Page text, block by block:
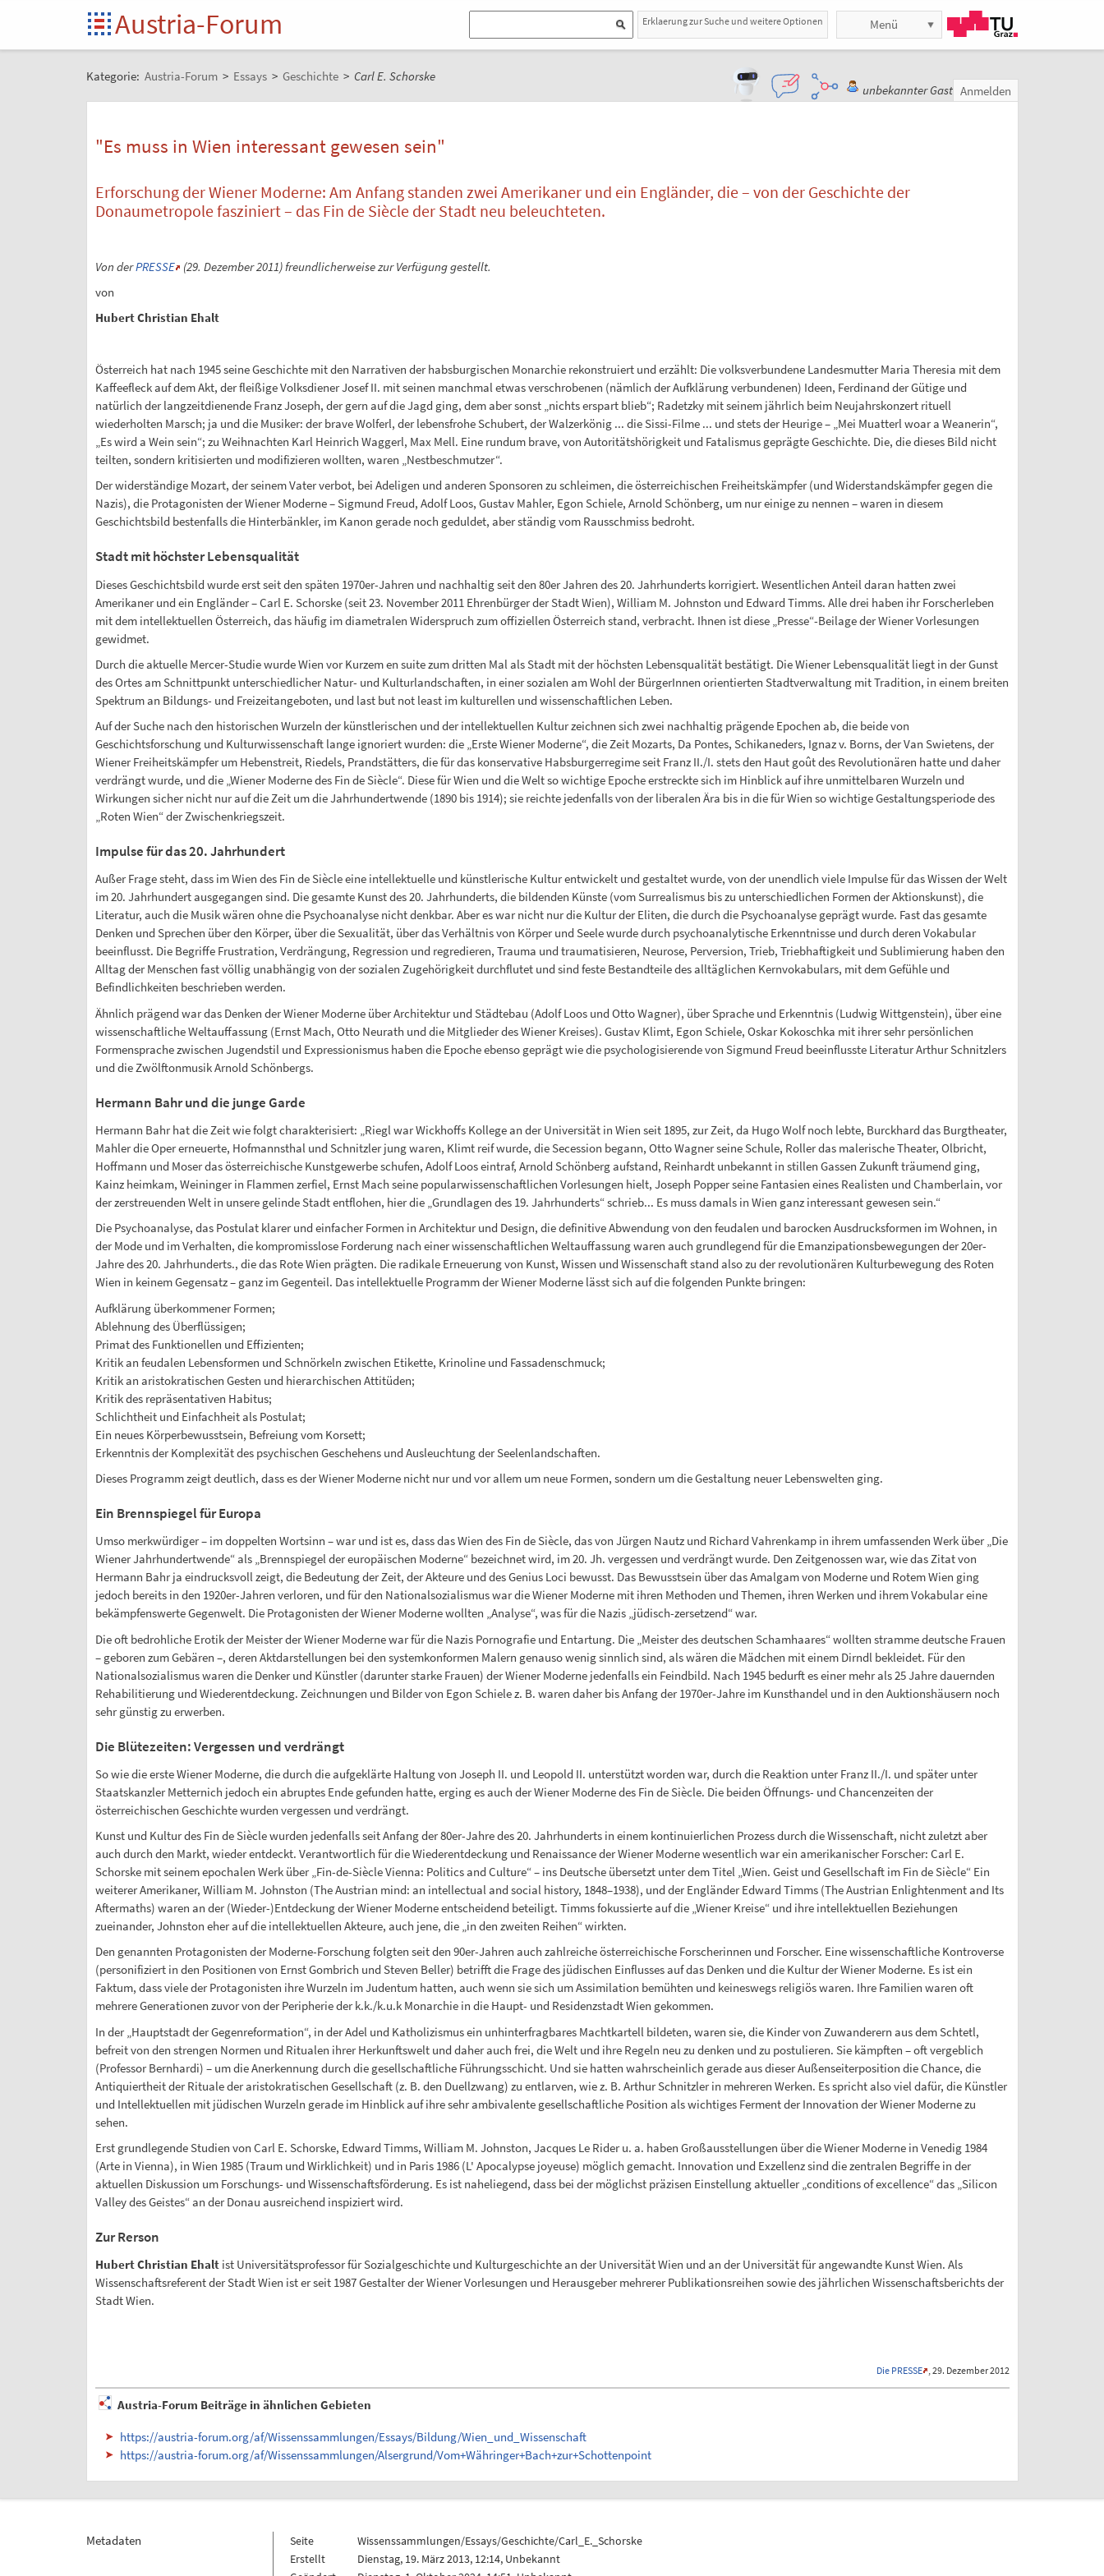
Austria-Forum Erklaerung zur Suche und weitere Optionen Menü
Kategorie: Austria-Forum > Essays > Geschichte > Carl E. Schorske
unbekannter Gast Anmelden
"Es muss in Wien interessant gewesen sein"
Erforschung der Wiener Moderne: Am Anfang standen zwei Amerikaner und ein Engländer, die – von der Geschichte der
Donaumetropole fasziniert – das Fin de Siècle der Stadt neu beleuchteten.
Von derPRESSE
(29. Dezember 2011) freundlicherweise zur Verfügung gestellt.
von
Hubert Christian Ehalt
Österreich hat nach 1945 seine Geschichte mit den Narrativen der habsburgischen Monarchie rekonstruiert und erzählt: Die volksverbundene Landesmutter Maria Theresia mit dem
Kaffeefleck auf dem Akt, der fleißige Volksdiener Josef II. mit seinen manchmal etwas verschrobenen (nämlich der Aufklärung verbundenen) Ideen, Ferdinand der Gütige und
natürlich der langzeitdienende Franz Joseph, der gern auf die Jagd ging, dem aber sonst „nichts erspart blieb“; Radetzky mit seinem jährlich beim Neujahrskonzert rituell
wiederholten Marsch; ja und die Musiker: der brave Wolferl, der lebensfrohe Schubert, der Walzerkönig ... die Sissi-Filme ... und stets der Heurige – „Mei Muatterl woar a Weanerin“,
„Es wird a Wein sein“; zu Weihnachten Karl Heinrich Waggerl, Max Mell. Eine rundum brave, von Autoritätshörigkeit und Fatalismus geprägte Geschichte. Die, die dieses Bild nicht
teilten, sondern kritisierten und modifizieren wollten, waren „Nestbeschmutzer“.
Der widerständige Mozart, der seinem Vater verbot, bei Adeligen und anderen Sponsoren zu schleimen, die österreichischen Freiheitskämpfer (und Widerstandskämpfer gegen die
Nazis), die Protagonisten der Wiener Moderne – Sigmund Freud, Adolf Loos, Gustav Mahler, Egon Schiele, Arnold Schönberg, um nur einige zu nennen – waren in diesem
Geschichtsbild bestenfalls die Hinterbänkler, im Kanon gerade noch geduldet, aber ständig vom Rausschmiss bedroht.
Stadt mit höchster Lebensqualität
Dieses Geschichtsbild wurde erst seit den späten 1970er-Jahren und nachhaltig seit den 80er Jahren des 20. Jahrhunderts korrigiert. Wesentlichen Anteil daran hatten zwei
Amerikaner und ein Engländer – Carl E. Schorske (seit 23. November 2011 Ehrenbürger der Stadt Wien), William M. Johnston und Edward Timms. Alle drei haben ihr Forscherleben
mit dem intellektuellen Österreich, das häufig im diametralen Widerspruch zum offiziellen Österreich stand, verbracht. Ihnen ist diese „Presse“-Beilage der Wiener Vorlesungen
gewidmet.
Durch die aktuelle Mercer-Studie wurde Wien vor Kurzem en suite zum dritten Mal als Stadt mit der höchsten Lebensqualität bestätigt. Die Wiener Lebensqualität liegt in der Gunst
des Ortes am Schnittpunkt unterschiedlicher Natur- und Kulturlandschaften, in einer sozialen am Wohl der BürgerInnen orientierten Stadtverwaltung mit Tradition, in einem breiten
Spektrum an Bildungs- und Freizeitangeboten, und last but not least im kulturellen und wissenschaftlichen Leben.
Auf der Suche nach den historischen Wurzeln der künstlerischen und der intellektuellen Kultur zeichnen sich zwei nachhaltig prägende Epochen ab, die beide von
Geschichtsforschung und Kulturwissenschaft lange ignoriert wurden: die „Erste Wiener Moderne“, die Zeit Mozarts, Da Pontes, Schikaneders, Ignaz v. Borns, der Van Swietens, der
Wiener Freiheitskämpfer um Hebenstreit, Riedels, Prandstätters, die für das konservative Habsburgerregime seit Franz II./I. stets den Haut goût des Revolutionären hatte und daher
verdrängt wurde, und die „Wiener Moderne des Fin de Siècle“. Diese für Wien und die Welt so wichtige Epoche erstreckte sich im Hinblick auf ihre unmittelbaren Wurzeln und
Wirkungen sicher nicht nur auf die Zeit um die Jahrhundertwende (1890 bis 1914); sie reichte jedenfalls von der liberalen Ära bis in die für Wien so wichtige Gestaltungsperiode des
„Roten Wien“ der Zwischenkriegszeit.
Impulse für das 20. Jahrhundert
Außer Frage steht, dass im Wien des Fin de Siècle eine intellektuelle und künstlerische Kultur entwickelt und gestaltet wurde, von der unendlich viele Impulse für das Wissen der Welt
im 20. Jahrhundert ausgegangen sind. Die gesamte Kunst des 20. Jahrhunderts, die bildenden Künste (vom Surrealismus bis zu unterschiedlichen Formen der Aktionskunst), die
Literatur, auch die Musik wären ohne die Psychoanalyse nicht denkbar. Aber es war nicht nur die Kultur der Eliten, die durch die Psychoanalyse geprägt wurde. Fast das gesamte
Denken und Sprechen über den Körper, über die Sexualität, über das Verhältnis von Körper und Seele wurde durch psychoanalytische Erkenntnisse und durch deren Vokabular
beeinflusst. Die Begriffe Frustration, Verdrängung, Regression und regredieren, Trauma und traumatisieren, Neurose, Perversion, Trieb, Triebhaftigkeit und Sublimierung haben den
Alltag der Menschen fast völlig unabhängig von der sozialen Zugehörigkeit durchflutet und sind feste Bestandteile des alltäglichen Kernvokabulars, mit dem Gefühle und
Befindlichkeiten beschrieben werden.
Ähnlich prägend war das Denken der Wiener Moderne über Architektur und Städtebau (Adolf Loos und Otto Wagner), über Sprache und Erkenntnis (Ludwig Wittgenstein), über eine
wissenschaftliche Weltauffassung (Ernst Mach, Otto Neurath und die Mitglieder des Wiener Kreises). Gustav Klimt, Egon Schiele, Oskar Kokoschka mit ihrer sehr persönlichen
Formensprache zwischen Jugendstil und Expressionismus haben die Epoche ebenso geprägt wie die psychologisierende von Sigmund Freud beeinflusste Literatur Arthur Schnitzlers
und die Zwölftonmusik Arnold Schönbergs.
Hermann Bahr und die junge Garde
Hermann Bahr hat die Zeit wie folgt charakterisiert: „Riegl war Wickhoffs Kollege an der Universität in Wien seit 1895, zur Zeit, da Hugo Wolf noch lebte, Burckhard das Burgtheater,
Mahler die Oper erneuerte, Hofmannsthal und Schnitzler jung waren, Klimt reif wurde, die Secession begann, Otto Wagner seine Schule, Roller das malerische Theater, Olbricht,
Hoffmann und Moser das österreichische Kunstgewerbe schufen, Adolf Loos eintraf, Arnold Schönberg aufstand, Reinhardt unbekannt in stillen Gassen Zukunft träumend ging,
Kainz heimkam, Weininger in Flammen zerfiel, Ernst Mach seine popularwissenschaftlichen Vorlesungen hielt, Joseph Popper seine Fantasien eines Realisten und Chamberlain, vor
der zerstreuenden Welt in unsere gelinde Stadt entflohen, hier die „Grundlagen des 19. Jahrhunderts“ schrieb... Es muss damals in Wien ganz interessant gewesen sein.“
Die Psychoanalyse, das Postulat klarer und einfacher Formen in Architektur und Design, die definitive Abwendung von den feudalen und barocken Ausdrucksformen im Wohnen, in
der Mode und im Verhalten, die kompromisslose Forderung nach einer wissenschaftlichen Weltauffassung waren auch grundlegend für die Emanzipationsbewegungen der 20er-
Jahre des 20. Jahrhunderts., die das Rote Wien prägten. Die radikale Erneuerung von Kunst, Wissen und Wissenschaft stand also zu der revolutionären Kulturbewegung des Roten
Wien in keinem Gegensatz – ganz im Gegenteil. Das intellektuelle Programm der Wiener Moderne lässt sich auf die folgenden Punkte bringen:
Aufklärung überkommener Formen;
Ablehnung des Überflüssigen;
Primat des Funktionellen und Effizienten;
Kritik an feudalen Lebensformen und Schnörkeln zwischen Etikette, Krinoline und Fassadenschmuck;
Kritik an aristokratischen Gesten und hierarchischen Attitüden;
Kritik des repräsentativen Habitus;
Schlichtheit und Einfachheit als Postulat;
Ein neues Körperbewusstsein, Befreiung vom Korsett;
Erkenntnis der Komplexität des psychischen Geschehens und Ausleuchtung der Seelenlandschaften.
Dieses Programm zeigt deutlich, dass es der Wiener Moderne nicht nur und vor allem um neue Formen, sondern um die Gestaltung neuer Lebenswelten ging.
Ein Brennspiegel für Europa
Umso merkwürdiger – im doppelten Wortsinn – war und ist es, dass das Wien des Fin de Siècle, das von Jürgen Nautz und Richard Vahrenkamp in ihrem umfassenden Werk über „Die
Wiener Jahrhundertwende“ als „Brennspiegel der europäischen Moderne“ bezeichnet wird, im 20. Jh. vergessen und verdrängt wurde. Den Zeitgenossen war, wie das Zitat von
Hermann Bahr ja eindrucksvoll zeigt, die Bedeutung der Zeit, der Akteure und des Genius Loci bewusst. Das Bewusstsein über das Amalgam von Moderne und Rotem Wien ging
jedoch bereits in den 1920er-Jahren verloren, und für den Nationalsozialismus war die Wiener Moderne mit ihren Methoden und Themen, ihren Werken und ihrem Vokabular eine
bekämpfenswerte Gegenwelt. Die Protagonisten der Wiener Moderne wollten „Analyse“, was für die Nazis „jüdisch-zersetzend“ war.
Die oft bedrohliche Erotik der Meister der Wiener Moderne war für die Nazis Pornografie und Entartung. Die „Meister des deutschen Schamhaares“ wollten stramme deutsche Frauen
– geboren zum Gebären –, deren Aktdarstellungen bei den systemkonformen Malern genauso wenig sinnlich sind, als wären die Mädchen mit einem Dirndl bekleidet. Für den
Nationalsozialismus waren die Denker und Künstler (darunter starke Frauen) der Wiener Moderne jedenfalls ein Feindbild. Nach 1945 bedurft es einer mehr als 25 Jahre dauernden
Rehabilitierung und Wiederentdeckung. Zeichnungen und Bilder von Egon Schiele z. B. waren daher bis Anfang der 1970er-Jahre im Kunsthandel und in den Auktionshäusern noch
sehr günstig zu erwerben.
Die Blütezeiten: Vergessen und verdrängt
So wie die erste Wiener Moderne, die durch die aufgeklärte Haltung von Joseph II. und Leopold II. unterstützt worden war, durch die Reaktion unter Franz II./I. und später unter
Staatskanzler Metternich jedoch ein abruptes Ende gefunden hatte, erging es auch der Wiener Moderne des Fin de Siècle. Die beiden Öffnungs- und Chancenzeiten der
österreichischen Geschichte wurden vergessen und verdrängt.
Kunst und Kultur des Fin de Siècle wurden jedenfalls seit Anfang der 80er-Jahre des 20. Jahrhunderts in einem kontinuierlichen Prozess durch die Wissenschaft, nicht zuletzt aber
auch durch den Markt, wieder entdeckt. Verantwortlich für die Wiederentdeckung und Renaissance der Wiener Moderne wesentlich war ein amerikanischer Forscher: Carl E.
Schorske mit seinem epochalen Werk über „Fin-de-Siècle Vienna: Politics and Culture“ – ins Deutsche übersetzt unter dem Titel „Wien. Geist und Gesellschaft im Fin de Siècle“ Ein
weiterer Amerikaner, William M. Johnston (The Austrian mind: an intellectual and social history, 1848–1938), und der Engländer Edward Timms (The Austrian Enlightenment and Its
Aftermaths) waren an der (Wieder-)Entdeckung der Wiener Moderne entscheidend beteiligt. Timms fokussierte auf die „Wiener Kreise“ und ihre intellektuellen Beziehungen
zueinander, Johnston eher auf die intellektuellen Akteure, auch jene, die „in den zweiten Reihen“ wirkten.
Den genannten Protagonisten der Moderne-Forschung folgten seit den 90er-Jahren auch zahlreiche österreichische Forscherinnen und Forscher. Eine wissenschaftliche Kontroverse
(personifiziert in den Positionen von Ernst Gombrich und Steven Beller) betrifft die Frage des jüdischen Einflusses auf das Denken und die Kultur der Wiener Moderne. Es ist ein
Faktum, dass viele der Protagonisten ihre Wurzeln im Judentum hatten, auch wenn sie sich um Assimilation bemühten und keineswegs religiös waren. Ihre Familien waren oft
mehrere Generationen zuvor von der Peripherie der k.k./k.u.k Monarchie in die Haupt- und Residenzstadt Wien gekommen.
In der „Hauptstadt der Gegenreformation“, in der Adel und Katholizismus ein unhinterfragbares Machtkartell bildeten, waren sie, die Kinder von Zuwanderern aus dem Schtetl,
befreit von den strengen Normen und Ritualen ihrer Herkunftswelt und daher auch frei, die Welt und ihre Regeln neu zu denken und zu postulieren. Sie kämpften – oft vergeblich
(Professor Bernhardi) – um die Anerkennung durch die gesellschaftliche Führungsschicht. Und sie hatten wahrscheinlich gerade aus dieser Außenseiterposition die Chance, die
Antiquiertheit der Rituale der aristokratischen Gesellschaft (z. B. den Duellzwang) zu entlarven, wie z. B. Arthur Schnitzler in mehreren Werken. Es spricht also viel dafür, die Künstler
und Intellektuellen mit jüdischen Wurzeln gerade im Hinblick auf ihre sehr ambivalente gesellschaftliche Position als wichtiges Ferment der Innovation der Wiener Moderne zu
sehen.
Erst grundlegende Studien von Carl E. Schorske, Edward Timms, William M. Johnston, Jacques Le Rider u. a. haben Großausstellungen über die Wiener Moderne in Venedig 1984
(Arte in Vienna), in Wien 1985 (Traum und Wirklichkeit) und in Paris 1986 (L' Apocalypse joyeuse) möglich gemacht. Innovation und Exzellenz sind die zentralen Begriffe in der
aktuellen Diskussion um Forschungs- und Wissenschaftsförderung. Es ist naheliegend, dass bei der möglichst präzisen Einstellung aktueller „conditions of excellence“ das „Silicon
Valley des Geistes“ an der Donau ausreichend inspiziert wird.
Zur Rerson
Hubert Christian Ehaltist Universitätsprofessor für Sozialgeschichte und Kulturgeschichte an der Universität Wien und an der Universität für angewandte Kunst Wien. Als
Wissenschaftsreferent der Stadt Wien ist er seit 1987 Gestalter der Wiener Vorlesungen und Herausgeber mehrerer Publikationsreihen sowie des jährlichen Wissenschaftsberichts der
Stadt Wien.
Die PRESSE , 29. Dezember 2012
Austria-Forum Beiträge in ähnlichen Gebieten
https://austria-forum.org/af/Wissenssammlungen/Essays/Bildung/Wien_und_Wissenschaft
https://austria-forum.org/af/Wissenssammlungen/Alsergrund/Vom+Währinger+Bach+zur+Schottenpoint
Metadaten Seite
Wissenssammlungen/Essays/Geschichte/Carl_E._Schorske
Erstellt
Dienstag, 19. März 2013, 12:14, Unbekannt